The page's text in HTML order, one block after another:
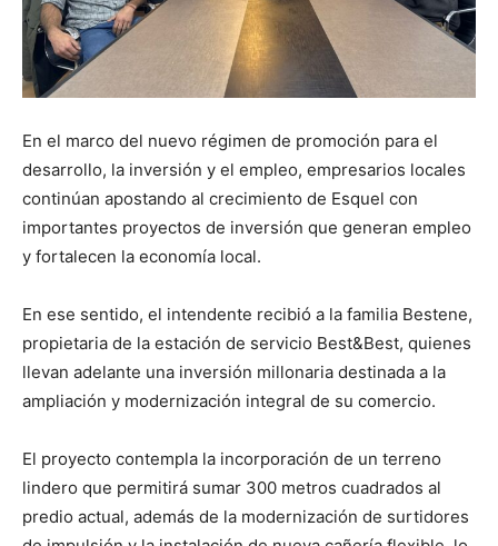
En el marco del nuevo régimen de promoción para el
desarrollo, la inversión y el empleo, empresarios locales
continúan apostando al crecimiento de Esquel con
importantes proyectos de inversión que generan empleo
y fortalecen la economía local.
En ese sentido, el intendente recibió a la familia Bestene,
propietaria de la estación de servicio Best&Best, quienes
llevan adelante una inversión millonaria destinada a la
ampliación y modernización integral de su comercio.
El proyecto contempla la incorporación de un terreno
lindero que permitirá sumar 300 metros cuadrados al
predio actual, además de la modernización de surtidores